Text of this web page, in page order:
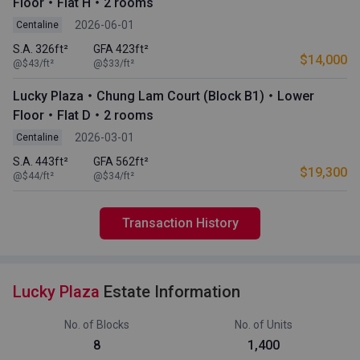
Centaline
2026-06-01
S.A. 326ft²
@$43/ft²
GFA 423ft²
@$33/ft² $14,000
Lucky Plaza・Chung Lam Court (Block B1)・Lower
Floor・Flat D・2 rooms
Centaline
2026-03-01
S.A. 443ft²
@$44/ft²
GFA 562ft²
@$34/ft² $19,300
Transaction History
Lucky Plaza Estate Information
No. of Blocks
8
No. of Units
1,400